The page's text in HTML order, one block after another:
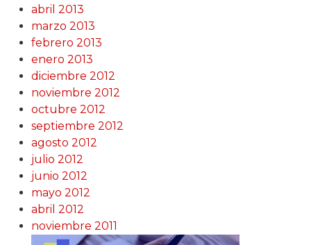
abril 2013
marzo 2013
febrero 2013
enero 2013
diciembre 2012
noviembre 2012
octubre 2012
septiembre 2012
agosto 2012
julio 2012
junio 2012
mayo 2012
abril 2012
noviembre 2011